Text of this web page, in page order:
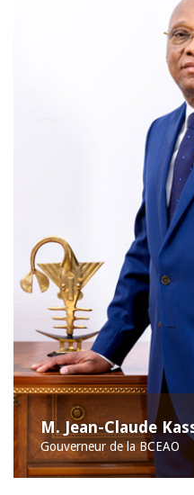
M. Jean-Claude
Gouverneur de la BCEAO